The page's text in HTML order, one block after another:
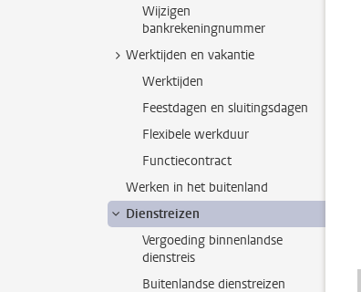
Wijzigen
bankrekeningnummer
Werktijden en vakantie
Werktijden
Feestdagen en sluitingsdagen
Flexibele werkduur
Functiecontract
Werken in het buitenland
Dienstreizen
Vergoeding binnenlandse
dienstreis
Buitenlandse dienstreizen